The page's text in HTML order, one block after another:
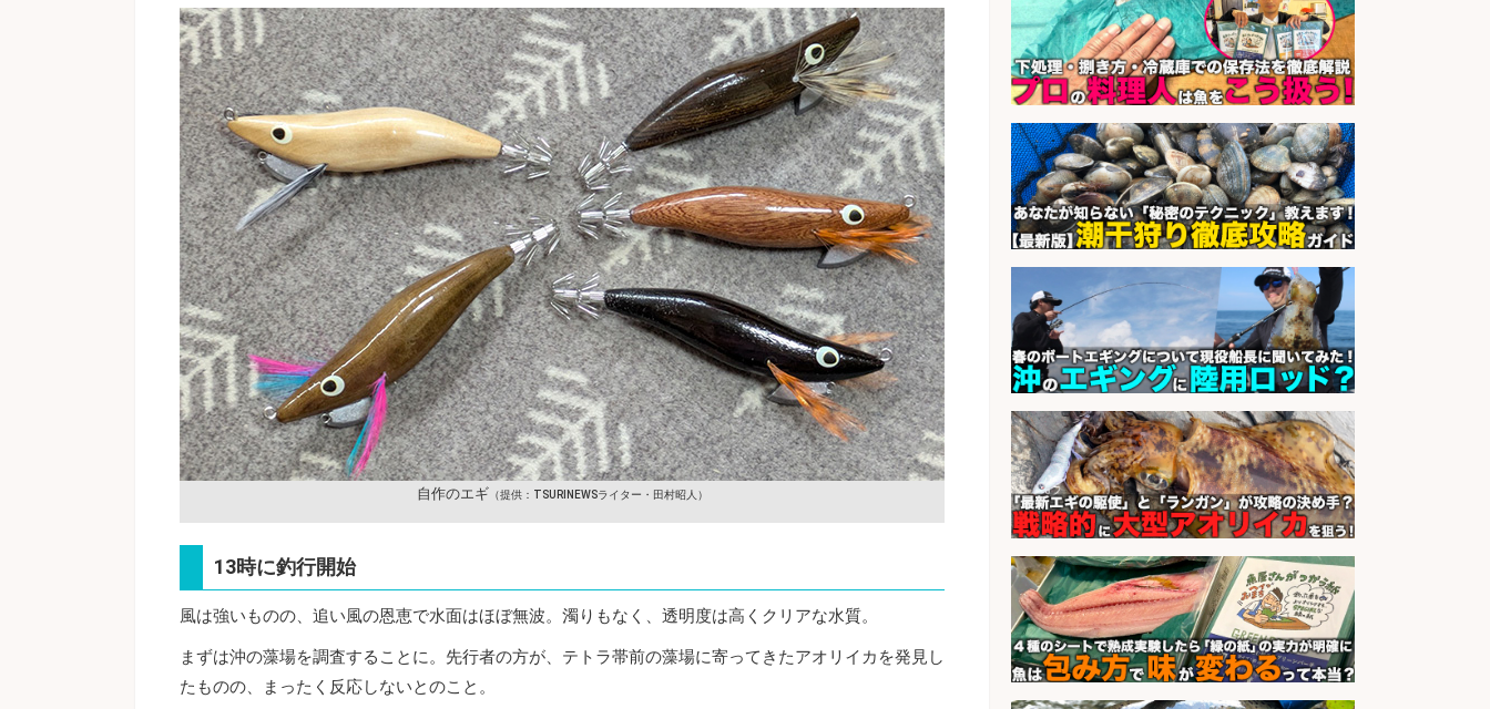
自作のエギ （提供：TSURINEWSライター・田村昭人）
13時に釣行開始
風は強いものの、追い風の恩恵で水面はほぼ無波。濁りもなく、透明度は高くクリアな水質。
まずは沖の藻場を調査することに。先行者の方が、テトラ帯前の藻場に寄ってきたアオリイカを発見し
たものの、まったく反応しないとのこと。